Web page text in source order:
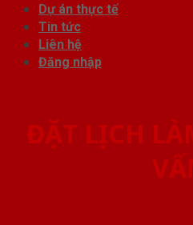
Dự án thực tế
Tin tức
Liên hệ
Đăng nhập
ĐẶT LỊCH